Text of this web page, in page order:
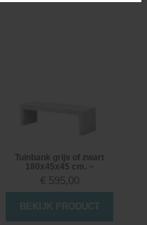
Tuinbank grijs of zwart
180x45x45 cm. ~
€ 595,00
BEKIJK PRODUCT